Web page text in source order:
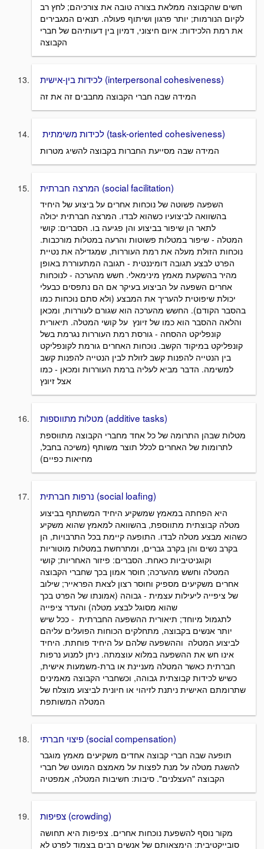
חשים שהקבוצה ממלאת בצורה טובה את צורכיהם; לחץ רב
לקיום הנורמות; יותר פרגון ושיתוף פעולה. תנאים המגבירים
את רמת הלכידות: איום חיצוני, דמיון בין דעותיהם של חברי
הקבוצה
לכידות בין-אישית (interpersonal cohesiveness)
המידה שבה חברי הקבוצה מחבבים זה את זה
לכידות משימתית (task-oriented cohesiveness)
המידה שבה מסייעת החברות בקבוצה להשיג מטרות
המרצה חברתית (social facilitation)
השפעה פשוטה של נוכחות אחרים על ביצוע של היחיד
בהשוואה לביצועיו כשהוא לבדו. המרצה חברתית יכולה
לתאר הן שיפור בביצוע והן פגיעה בו. הסברים: קושי
המטלה - שיפור במטלות פשוטות והרעה במטלות מורכבות.
נוכחות הזולת מעלה את רמת העוררות, שמגדילה את נטיית
הפרט לבצע תגובה דומיננטית - תגובה המתעוררת באופן
מהיר בהשקעת מאמץ מינימאלי. חשש מהערכה - לנוכחות
אחרים השפעה על הביצוע בעיקר אם הם נתפסים כבעלי
יכולת שיפוטית להעריך את המבצע (ולא סתם נוכחות כמו
בהסבר הקודם). החשש מהערכה הוא שגורם לעוררות, ומכאן
והלאה ההסבר הוא כמו של זיונץ על קושי המטלה. תיאורית
קונפליקט ההסחה - גורסת רמת העוררות נגרמת בשל
קונפליקט במיקוד הקשב. נוכחות האחרים גורמת לקונפליקט
בין הנטייה להפנות קשב לזולת לבין הנטייה להפנות קשב
למשימה. הדבר מביא לעליה ברמת העוררות ומכאן - כמו
אצל זיונץ
מטלות מתווספות (additive tasks)
מטלות שבהן התרומה של כל אחד מחברי הקבוצה מתווספת
לתרומות של האחרים לכלל תוצר משותף (משיכה בחבל,
מחיאות כפיים)
נרפות חברתית (social loafing)
היא הפחתה במאמץ שמשקיע היחיד המשתתף בביצוע
מטלה קבוצתית מתווספת, בהשוואה למאמץ שהוא משקיע
כשהוא מבצע מטלה לבדו. התופעה קיימת בכל התרבויות, הן
בקרב נשים והן בקרב גברים, ומתרחשת במטלות מוטוריות
וקוגניטיביות כאחת. הסברים: פיזור האחריות; קושי
המטלה וחשש מהערכה; חוסר אמון בכך שחברי הקבוצה
אחרים משקיעים מספיק וחוסר רצון לצאת הפראייר; שילוב
של ציפייה ליעילות עצמית - גבוהה (אמונתו של הפרט בכך
שהוא מסוגל לבצע מטלה) והעדר ציפייה
לתגמול מיוחד; תיאורית ההשפעה החברתית - ככל שיש
יותר אנשים בקבוצה, מתחלקים הכוחות הפועלים עליהם
לביצוע המטלה וההשפעה שלהם על היחיד פוחתת. היחיד
אינו חש את ההשפעה במלוא עוצמתה. ניתן למנוע נרפות
חברתית כאשר המטלה מעניינת או ברת-משמעות אישית,
כשיש לכידות קבוצתית גבוהה, וכשחברי הקבוצה מאמינים
שתרומתם האישית ניתנת לזיהוי או חיונית לביצוע מוצלח של
המטלה המשותפת
פיצוי חברתי (social compensation)
תופעה שבה חברי קבוצה אחדים משקיעים מאמץ מוגבר
להשגת מטלה על מנת לפצות על מאמצם המועט של חברי
הקבוצה "העצלנים". סיבות: חשיבות המטלה, אמפטיה
צפיפות (crowding)
מקור נוסף להשפעת נוכחות אחרים. צפיפות היא תחושה
סובייקטיבית: הימצאותם של אנשים רבים בצמוד לפרט לא